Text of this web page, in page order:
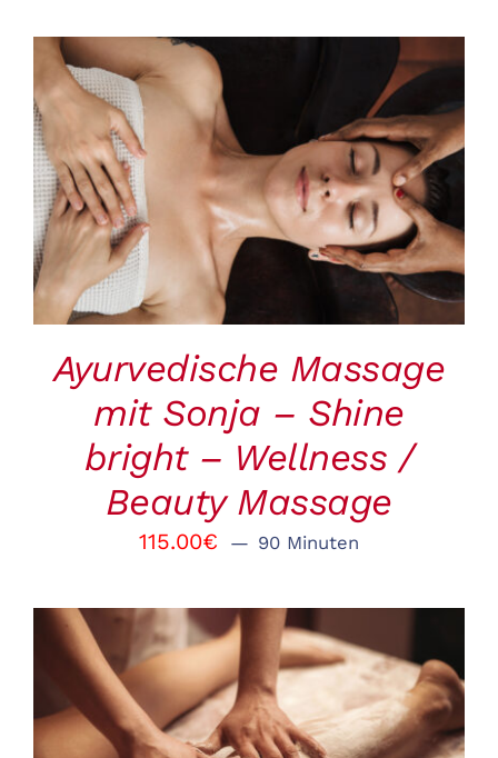
BUCHEN
/
DETAILS
Ayurvedische Massage
mit Sonja – Shine
bright – Wellness /
Beauty Massage
115.00€ 90 Minuten
BUCHEN
/